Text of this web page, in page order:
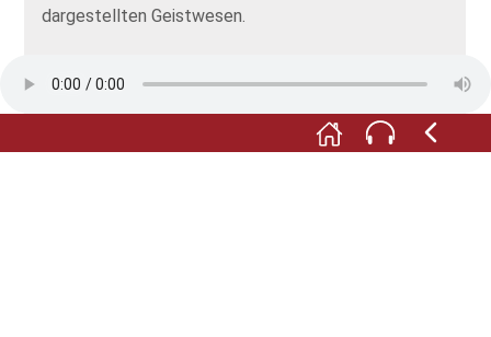
dargestellten Geistwesen.
Dramaturgie. Erst nach mehreren schon durchlebten
Initiationen durften die Novizen in einer
spektakulären Inszenierung die heiligsten Figuren